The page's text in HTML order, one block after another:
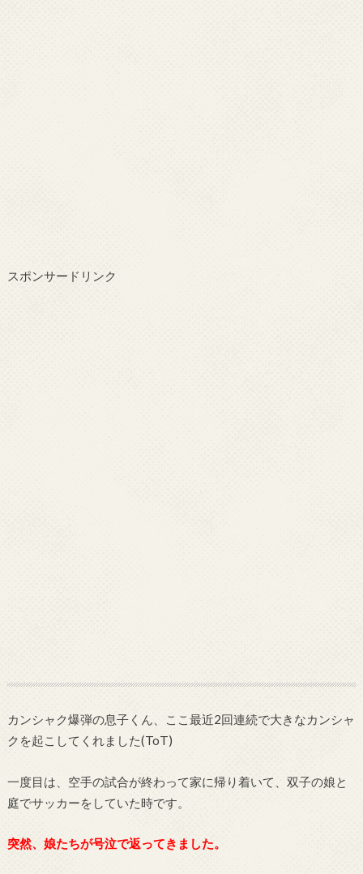
スポンサードリンク
カンシャク爆弾の息子くん、ここ最近2回連続で大きなカンシャ
クを起こしてくれました(ToT)
一度目は、空手の試合が終わって家に帰り着いて、双子の娘と
庭でサッカーをしていた時です。
突然、娘たちが号泣で返ってきました。